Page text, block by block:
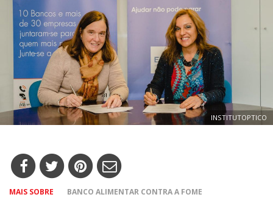
INSTITUTOPTICO
MAIS SOBRE
BANCO ALIMENTAR CONTRA A FOME